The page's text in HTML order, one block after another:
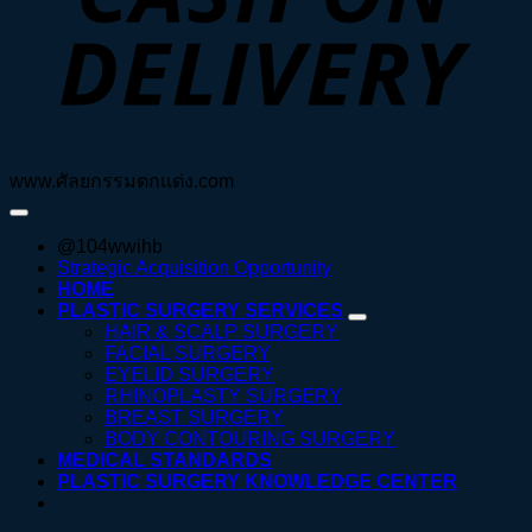
www.ศัลยกรรมตกแต่ง.com
@104wwihb
Strategic Acquisition Opportunity
HOME
PLASTIC SURGERY SERVICES
HAIR & SCALP SURGERY
FACIAL SURGERY
EYELID SURGERY
RHINOPLASTY SURGERY
BREAST SURGERY
BODY CONTOURING SURGERY
MEDICAL STANDARDS
PLASTIC SURGERY KNOWLEDGE CENTER